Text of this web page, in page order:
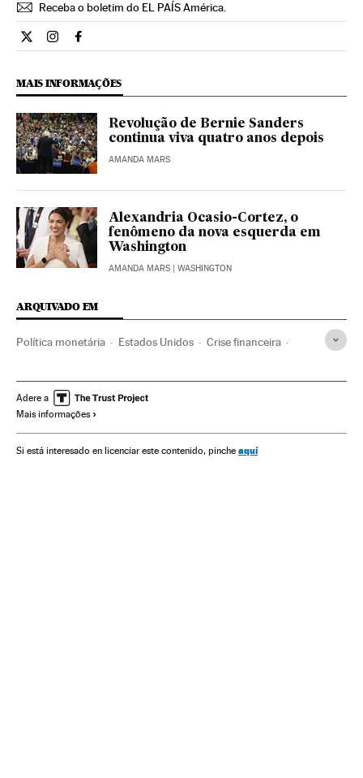
Receba o boletim do EL PAÍS América.
Economia El País Brasil en Twitter
Economia El País Brasil en Instagram
Economia El País Brasil en Facebook
MAIS INFORMAÇÕES
Revolução de Bernie Sanders
continua viva quatro anos depois
AMANDA MARS
Alexandria Ocasio-Cortez, o
fenômeno da nova esquerda em
Washington
AMANDA MARS | WASHINGTON
ARQUIVADO EM
Política monetária Estados Unidos Crise financeira
Mercados financeiros Finanças públicas
Negocios
Adere a
Mais informações
Si está interesado en licenciar este contenido, pinche aquí